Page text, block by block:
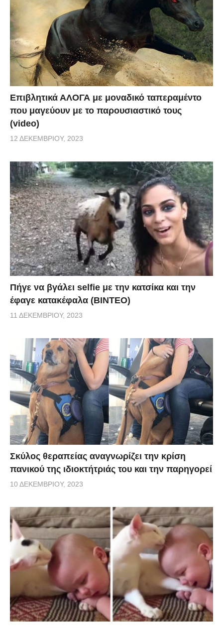
Επιβλητικά ΑΛΟΓΑ με μοναδικό ταπεραμέντο
που μαγεύουν με το παρουσιαστικό τους
(video)
12 ΔΕΚΕΜΒΡΊΟΥ, 2023
Πήγε να βγάλει selfie με την κατσίκα και την
έφαγε κατακέφαλα (ΒΙΝΤΕΟ)
11 ΔΕΚΕΜΒΡΊΟΥ, 2023
Σκύλος θεραπείας αναγνωρίζει την κρίση
πανικού της ιδιοκτήτριάς του και την παρηγορεί
10 ΔΕΚΕΜΒΡΊΟΥ, 2023